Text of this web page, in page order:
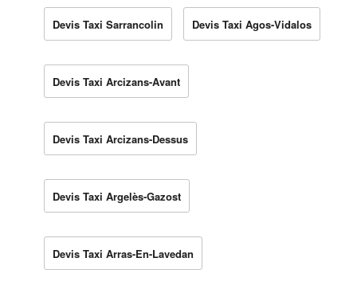
Devis Taxi Sarrancolin Devis Taxi Agos-Vidalos
Devis Taxi Arcizans-Avant
Devis Taxi Arcizans-Dessus
Devis Taxi Argelès-Gazost
Devis Taxi Arras-En-Lavedan